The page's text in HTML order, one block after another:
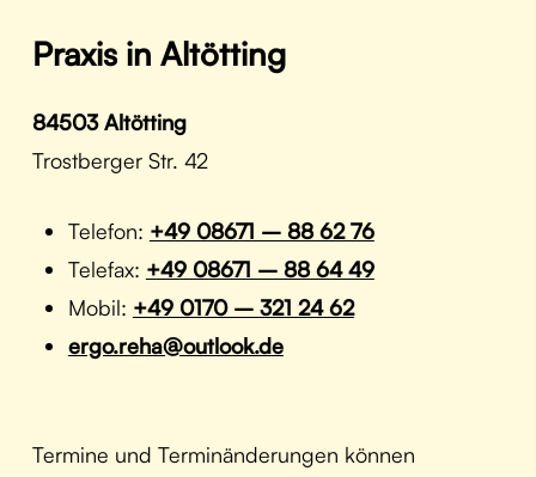
Praxis in Altötting
84503 Altötting
Trostberger Str. 42
Telefon: +49 08671 – 88 62 76
Telefax: +49 08671 – 88 64 49
Mobil: +49 0170 – 321 24 62
ergo.reha@outlook.de
Termine und Terminänderungen können